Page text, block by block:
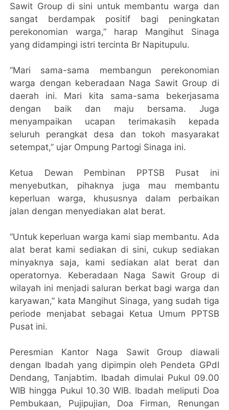
Sawit Group di sini untuk membantu warga dan
sangat berdampak positif bagi peningkatan
perekonomian warga,” harap Mangihut Sinaga
yang didampingi istri tercinta Br Napitupulu.
“Mari sama-sama membangun perekonomian
warga dengan keberadaan Naga Sawit Group di
daerah ini. Mari kita sama-sama bekerjasama
dengan baik dan maju bersama. Juga
menyampaikan ucapan terimakasih kepada
seluruh perangkat desa dan tokoh masyarakat
setempat,” ujar Ompung Partogi Sinaga ini.
Ketua Dewan Pembinan PPTSB Pusat ini
menyebutkan, pihaknya juga mau membantu
keperluan warga, khususnya dalam perbaikan
jalan dengan menyediakan alat berat.
“Untuk keperluan warga kami siap membantu. Ada
alat berat kami sediakan di sini, cukup sediakan
minyaknya saja, kami sediakan alat berat dan
operatornya. Keberadaan Naga Sawit Group di
wilayah ini menjadi saluran berkat bagi warga dan
karyawan,” kata Mangihut Sinaga, yang sudah tiga
periode menjabat sebagai Ketua Umum PPTSB
Pusat ini.
Peresmian Kantor Naga Sawit Group diawali
dengan Ibadah yang dipimpin oleh Pendeta GPdI
Dendang, Tanjabtim. Ibadah dimulai Pukul 09.00
WIB hingga Pukul 10.30 WIB. Ibadah meliputi Doa
Pembukaan, Pujipujian, Doa Firman, Renungan